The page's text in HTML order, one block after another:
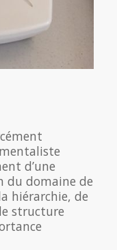
d’une
du domaine de
hiérarchie, de
structure